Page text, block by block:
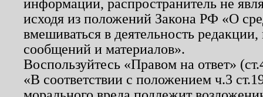
информации, распространитель не
исходя из положений Закона РФ «О
вмешиваться в деятельность
сообщений и материалов».
Воспользуйтесь «Правом на ответ»
«В соответствии с положением ч.3